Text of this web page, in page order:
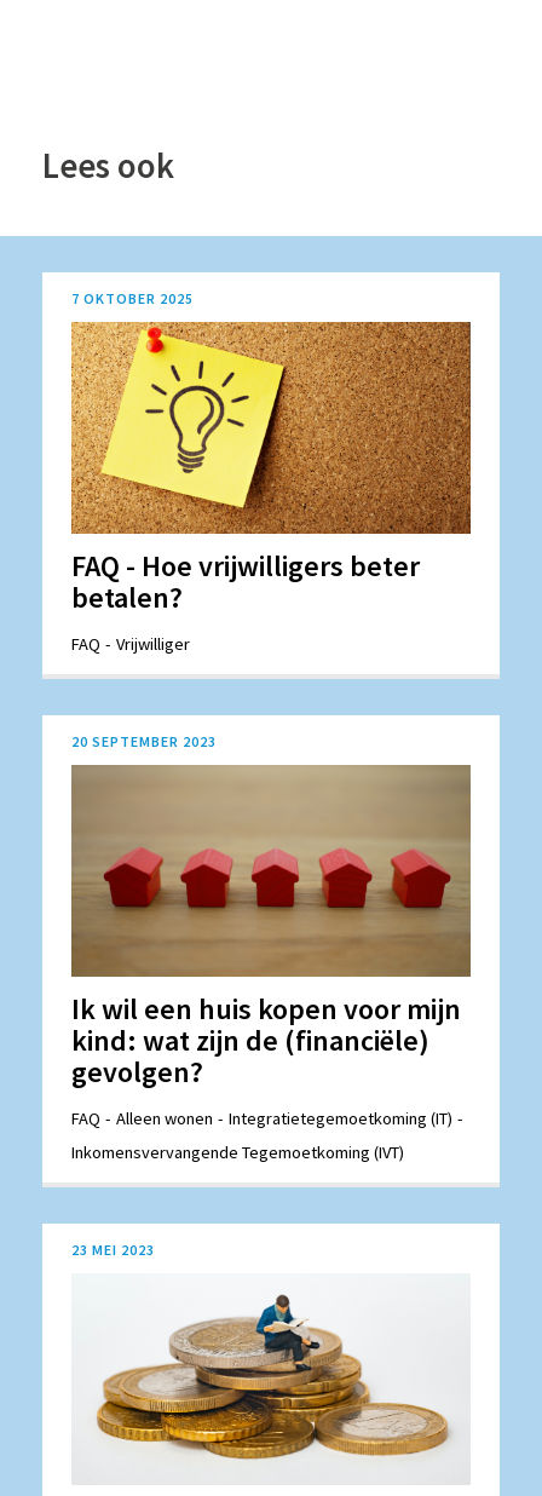
Lees ook
7 OKTOBER 2025
FAQ - Hoe vrijwilligers beter
betalen?
FAQ Vrijwilliger
20 SEPTEMBER 2023
Ik wil een huis kopen voor mijn
kind: wat zijn de (financiële)
gevolgen?
FAQ Alleen wonen
Integratietegemoetkoming (IT)
Inkomensvervangende Tegemoetkoming (IVT)
23 MEI 2023